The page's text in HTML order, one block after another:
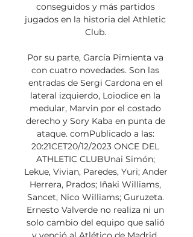
conseguidos y más partidos
jugados en la historia del Athletic
Club.
Por su parte, García Pimienta va
con cuatro novedades. Son las
entradas de Sergi Cardona en el
lateral izquierdo, Loiodice en la
medular, Marvin por el costado
derecho y Sory Kaba en punta de
ataque. comPublicado a las:
20:21CET20/12/2023 ONCE DEL
ATHLETIC CLUBUnai Simón;
Lekue, Vivian, Paredes, Yuri; Ander
Herrera, Prados; Iñaki Williams,
Sancet, Nico Williams; Guruzeta.
Ernesto Valverde no realiza ni un
solo cambio del equipo que salió